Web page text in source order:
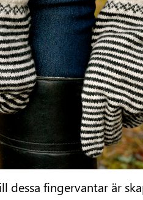
dessa fingervantar är